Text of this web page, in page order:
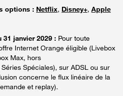
options : Netflix, Disney+, Apple
31 janvier 2029 : Pour toute
Internet Orange éligible (Livebox
Max, hors
Spéciales), sur ADSL ou sur
concerne le flux linéaire de la
et replay).